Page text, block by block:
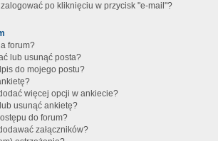
po kliknięciu w przycisk "e-mail"?
forum?
lub usunąć posta?
do mojego postu?
więcej opcji w ankiecie?
usunąć ankietę?
do forum?
załączników?